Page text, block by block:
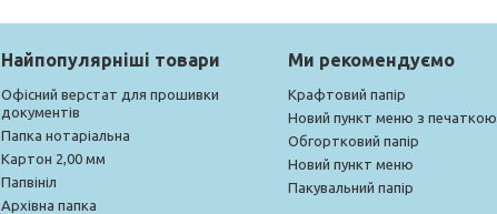
Найпопулярніші товари
Офісний верстат для прошивки
документів
Папка нотаріальна
Картон 2,00 мм
Папвініл
Архівна папка
Ми рекомендуємо
Крафтовий папір
Новий пункт меню з печаткою
Обгортковий папір
Новий пункт меню
Пакувальний папір